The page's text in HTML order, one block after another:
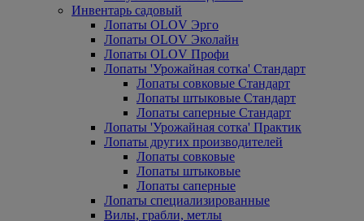
Инвентарь садовый
Лопаты OLOV Эрго
Лопаты OLOV Эколайн
Лопаты OLOV Профи
Лопаты 'Урожайная сотка' Стандарт
Лопаты совковые Стандарт
Лопаты штыковые Стандарт
Лопаты саперные Стандарт
Лопаты 'Урожайная сотка' Практик
Лопаты других производителей
Лопаты совковые
Лопаты штыковые
Лопаты саперные
Лопаты специализированные
Вилы, грабли, метлы